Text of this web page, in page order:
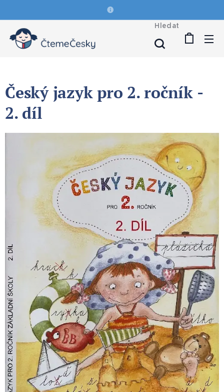
Hledat
Český jazyk pro 2. ročník -
2. díl